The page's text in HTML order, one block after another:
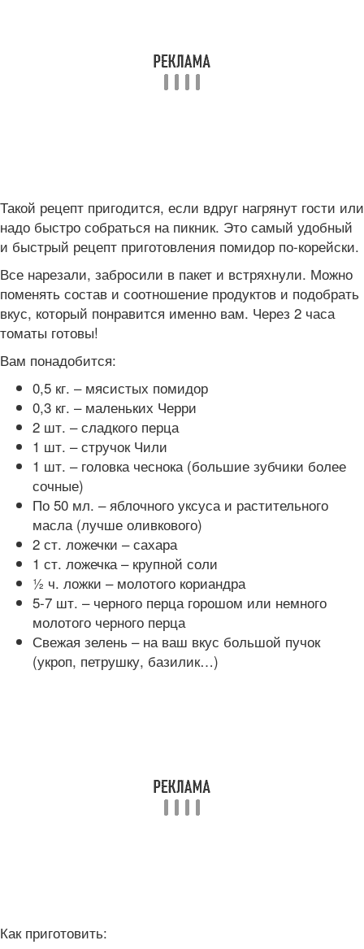
Такой рецепт пригодится, если вдруг нагрянут гости или
надо быстро собраться на пикник. Это самый удобный
и быстрый рецепт приготовления помидор по-корейски.
Все нарезали, забросили в пакет и встряхнули. Можно
поменять состав и соотношение продуктов и подобрать
вкус, который понравится именно вам. Через 2 часа
томаты готовы!
Вам понадобится:
0,5 кг. – мясистых помидор
0,3 кг. – маленьких Черри
2 шт. – сладкого перца
1 шт. – стручок Чили
1 шт. – головка чеснока (большие зубчики более
сочные)
По 50 мл. – яблочного уксуса и растительного
масла (лучше оливкового)
2 ст. ложечки – сахара
1 ст. ложечка – крупной соли
½ ч. ложки – молотого кориандра
5-7 шт. – черного перца горошом или немного
молотого черного перца
Свежая зелень – на ваш вкус большой пучок
(укроп, петрушку, базилик…)
Как приготовить: